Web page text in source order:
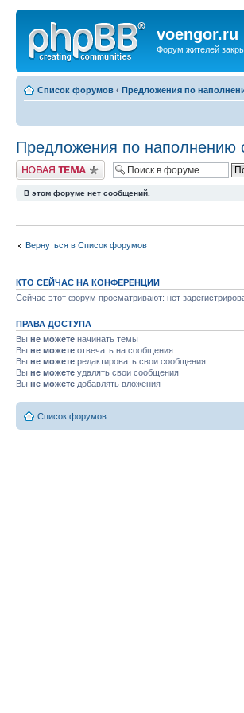
voengor.ru
Форум жителей
Список форумов ‹ Предложения по
Предложения по наполнению
Новая тема
В этом форуме нет сообщений.
Вернуться в Список форумов
КТО СЕЙЧАС НА КОНФЕРЕНЦИИ
Сейчас этот форум просматривают: нет
ПРАВА ДОСТУПА
Вы не можете начинать темы
Вы не можете отвечать на сообщения
Вы не можете редактировать свои сообщения
Вы не можете удалять свои сообщения
Вы не можете добавлять вложения
Список форумов